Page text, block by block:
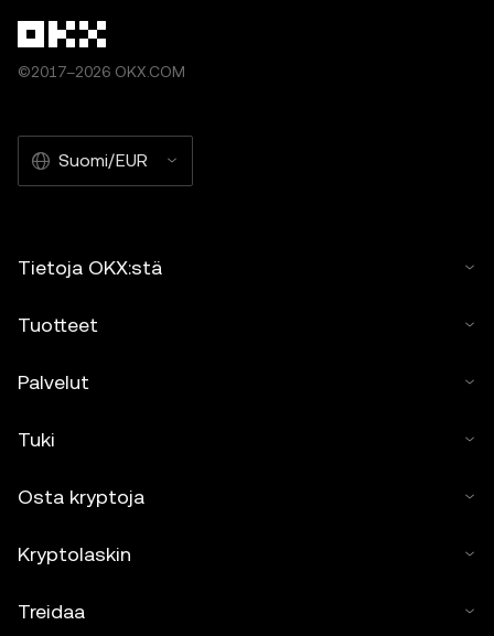
©2017–2026 OKX.COM
Suomi/EUR
Tietoja OKX:stä
Tuotteet
Palvelut
Tuki
Osta kryptoja
Kryptolaskin
Treidaa